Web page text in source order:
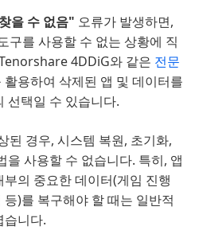
을 수 없음" 오류가 발생하면,
구를 사용할 수 없는 상황에 직
4DDiG와 같은 전문
활용하여 삭제된 앱 및 데이터를
선택일 수 있습니다.
경우, 시스템 복원, 초기화,
을 사용할 수 없습니다. 특히, 앱
의 중요한 데이터(게임 진행
)를 복구해야 할 때는 일반적
습니다.